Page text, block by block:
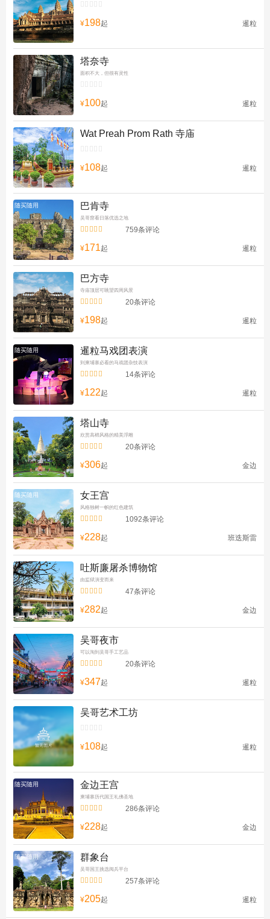
¥198起 暹粒
塔奈寺
面积不大，但很有灵性
¥100起 暹粒
Wat Preah Prom Rath 寺庙
¥108起 暹粒
随买随用 巴肯寺
吴哥窟看日落优选之地

 759条评论
¥171起 暹粒
巴方寺
寺庙顶层可眺望四周风景

 20条评论
¥198起 暹粒
随买随用 暹粒马戏团表演
到柬埔寨必看的马戏团杂技表演

 14条评论
¥122起 暹粒
塔山寺
欣赏高棉风格的精美浮雕

 20条评论
¥306起 金边
随买随用 女王宫
风格独树一帜的红色建筑

 1092条评论
¥228起 班迭斯雷
吐斯廉屠杀博物馆
由监狱演变而来

 47条评论
¥282起 金边
吴哥夜市
可以淘到吴哥手工艺品

 20条评论
¥347起 暹粒
吴哥艺术工坊
¥108起 暹粒
随买随用 金边王宫
柬埔寨历代国王礼佛圣地

 286条评论
¥228起 金边
随买随用 群象台
吴哥国王挑选阅兵平台

 257条评论
¥205起 暹粒